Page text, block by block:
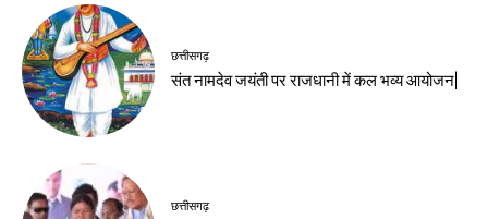
छत्तीसगढ़
संत नामदेव जयंती पर राजधानी में कल भव्य आयोजन|
छत्तीसगढ़